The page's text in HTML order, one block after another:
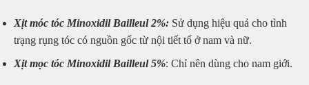
Xịt móc tóc Minoxidil Bailleul 2%: Sử dụng hiệu quả cho tình
trạng rụng tóc có nguồn gốc từ nội tiết tố ở nam và nữ.
Xịt mọc tóc Minoxidil Bailleul 5%: Chỉ nên dùng cho nam giới.